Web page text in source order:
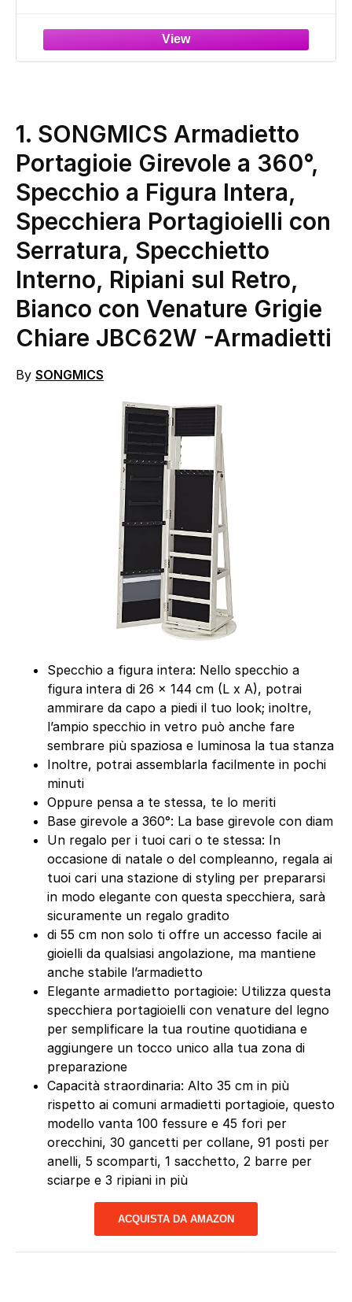
Cappuccino Beige JJC093W01
1. SONGMICS Armadietto
Portagioie Girevole a 360°,
Specchio a Figura Intera,
Specchiera Portagioielli con
Serratura, Specchietto
Interno, Ripiani sul Retro,
Bianco con Venature Grigie
Chiare JBC62W -Armadietti
By SONGMICS
Specchio a figura intera: Nello specchio a
figura intera di 26 x 144 cm (L x A), potrai
ammirare da capo a piedi il tuo look; inoltre,
l’ampio specchio in vetro può anche fare
sembrare più spaziosa e luminosa la tua stanza
Inoltre, potrai assemblarla facilmente in pochi
minuti
Oppure pensa a te stessa, te lo meriti
Base girevole a 360°: La base girevole con diam
Un regalo per i tuoi cari o te stessa: In
occasione di natale o del compleanno, regala ai
tuoi cari una stazione di styling per prepararsi
in modo elegante con questa specchiera, sarà
sicuramente un regalo gradito
di 55 cm non solo ti offre un accesso facile ai
gioielli da qualsiasi angolazione, ma mantiene
anche stabile l’armadietto
Elegante armadietto portagioie: Utilizza questa
specchiera portagioielli con venature del legno
per semplificare la tua routine quotidiana e
aggiungere un tocco unico alla tua zona di
preparazione
Capacità straordinaria: Alto 35 cm in più
rispetto ai comuni armadietti portagioie, questo
modello vanta 100 fessure e 45 fori per
orecchini, 30 gancetti per collane, 91 posti per
anelli, 5 scomparti, 1 sacchetto, 2 barre per
sciarpe e 3 ripiani in più
ACQUISTA DA AMAZON